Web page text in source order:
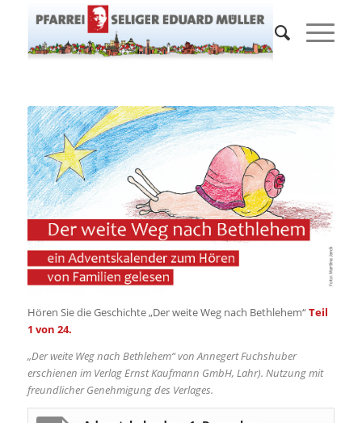
Hören Sie die Geschichte „Der weite Weg nach Bethlehem“Teil
1 von 24.
„Der weite Weg nach Bethlehem“ von Annegert Fuchshuber
erschienen im Verlag Ernst Kaufmann GmbH, Lahr). Nutzung mit
freundlicher Genehmigung des Verlages.